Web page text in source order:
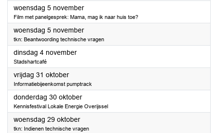
woensdag 5 november2025
Film met panelgesprek: Mama, mag ik naar huis toe?
woensdag 5 november2025
tkn: Beantwoording technische vragen
dinsdag 4 november2025
Stadshartcafé
vrijdag 31 oktober2025
Informatiebijeenkomst pumptrack
donderdag 30 oktober2025
Kennisfestival Lokale Energie Overijssel
woensdag 29 oktober2025
tkn: Indienen technische vragen